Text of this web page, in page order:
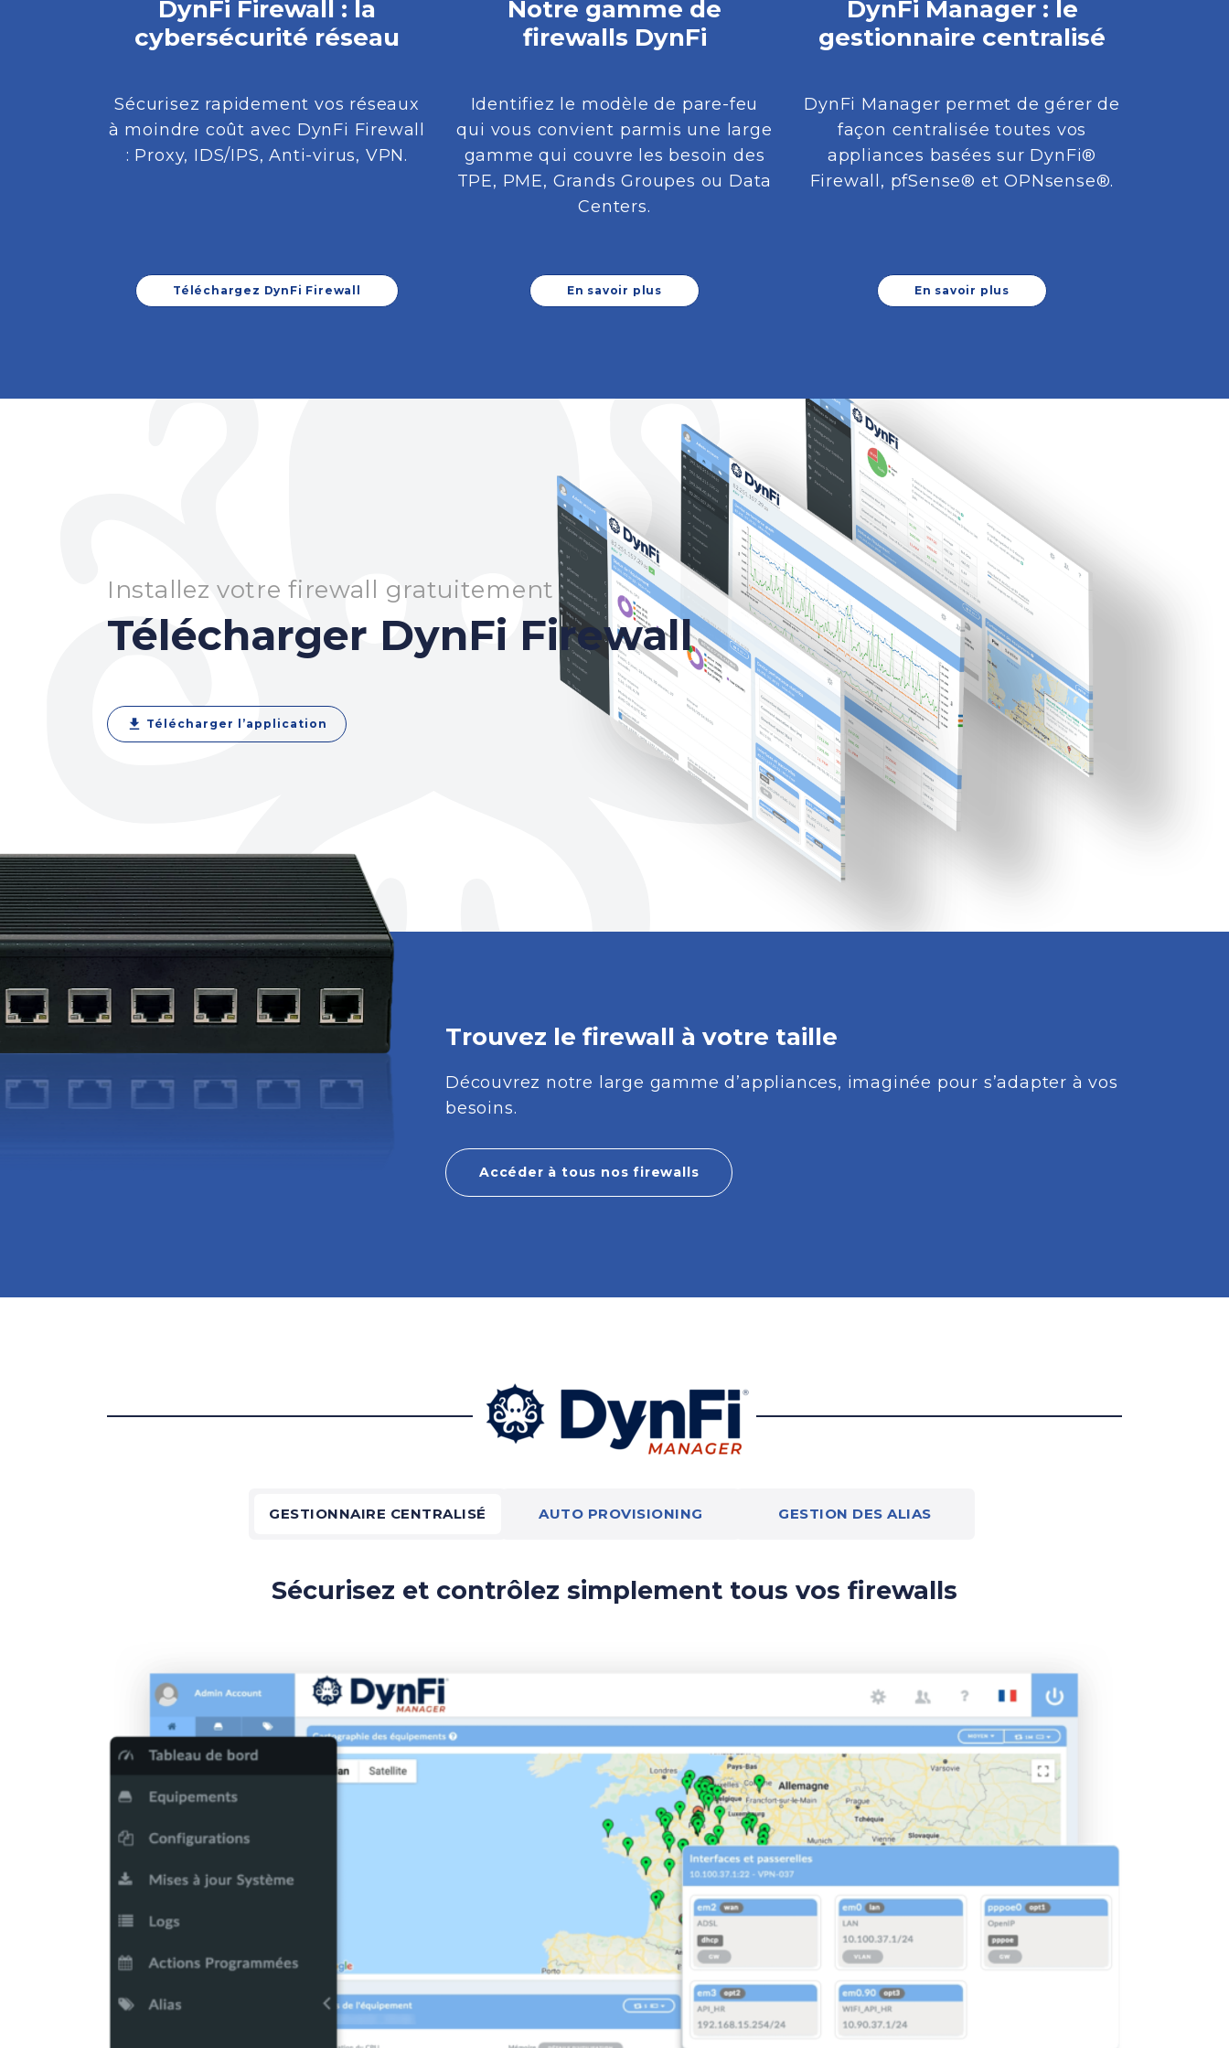
DynFi Firewall : la
cybersécurité réseau
Sécurisez rapidement vos réseaux
à moindre coût avec DynFi Firewall
: Proxy, IDS/IPS, Anti-virus, VPN.
Téléchargez DynFi Firewall
Notre gamme de
firewalls DynFi
Identifiez le modèle de pare-feu
qui vous convient parmis une large
gamme qui couvre les besoin des
TPE, PME, Grands Groupes ou Data
Centers.
En savoir plus
DynFi Manager : le
gestionnaire centralisé
DynFi Manager permet de gérer de
façon centralisée toutes vos
appliances basées sur DynFi®
Firewall, pfSense® et OPNsense®.
En savoir plus
Installez votre firewall gratuitement
Télécharger DynFi Firewall
download Télécharger l’application
Trouvez le firewall à votre taille
Découvrez notre large gamme d’appliances, imaginée pour s’adapter à vos
besoins.
Accéder à tous nos firewalls
GESTIONNAIRE CENTRALISÉ AUTO PROVISIONING GESTION DES ALIAS
Sécurisez et contrôlez simplement tous vos firewalls